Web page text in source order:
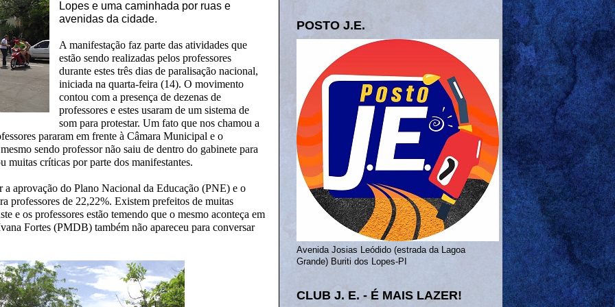
Lopes e uma caminhada por ruas e
avenidas da cidade.
A manifestação faz parte das atividades que
estão sendo realizadas pelos professores
durante estes três dias de paralisação nacional,
iniciada na quarta-feira (14). O movimento
contou com a presença de dezenas de
professores e estes usaram de um sistema de
som para protestar. Um fato que nos chamou a
pararam em frente à Câmara Municipal e o
sendo professor não saiu de dentro do gabinete para
muitas críticas por parte dos manifestantes.
aprovação do Plano Nacional da Educação (PNE) e o
professores de 22,22%. Existem prefeitos de muitas
e os professores estão temendo que o mesmo aconteça em
Fortes (PMDB) também não apareceu para conversar
POSTO J.E.
Avenida Josias Leódido (estrada da Lagoa
Grande) Buriti dos Lopes-PI
CLUB J. E. - É MAIS LAZER!